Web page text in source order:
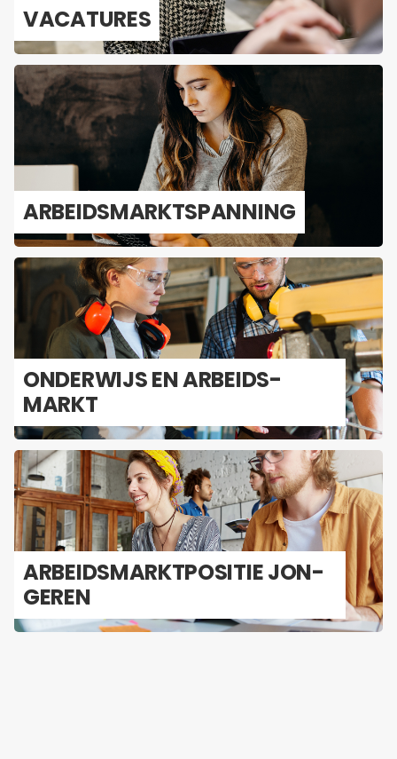
VA­CA­TU­RES
AR­BEIDS­MARKT­SPAN­NING
ON­DER­WIJS EN AR­BEIDS­
MARKT
AR­BEIDS­MARKT­PO­SI­TIE JON­
GE­REN